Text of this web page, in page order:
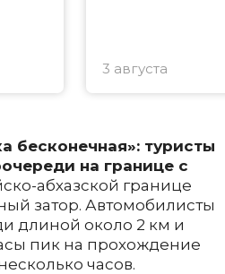
3 августа
бесконечная»: туристы
на границе с
абхазской границе
затор. Автомобилисты
длиной около 2 км и
пик на прохождение
часов.